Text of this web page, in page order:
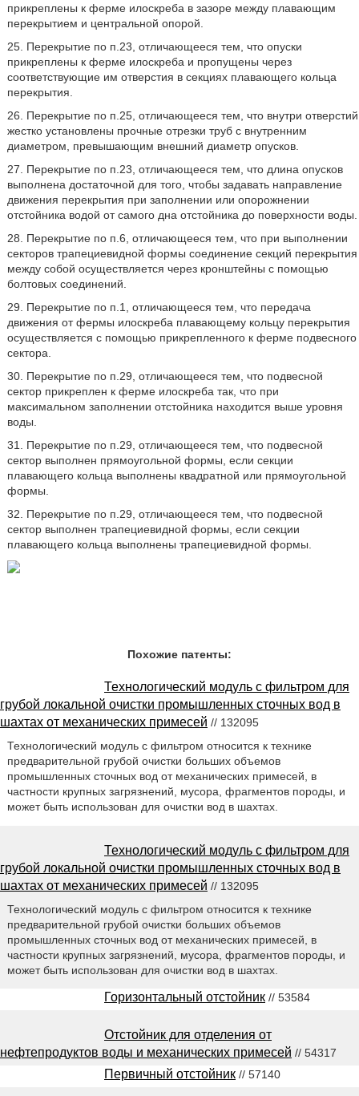
прикреплены к ферме илоскреба в зазоре между плавающим
перекрытием и центральной опорой.
25. Перекрытие по п.23, отличающееся тем, что опуски
прикреплены к ферме илоскреба и пропущены через
соответствующие им отверстия в секциях плавающего кольца
перекрытия.
26. Перекрытие по п.25, отличающееся тем, что внутри отверстий
жестко установлены прочные отрезки труб с внутренним
диаметром, превышающим внешний диаметр опусков.
27. Перекрытие по п.23, отличающееся тем, что длина опусков
выполнена достаточной для того, чтобы задавать направление
движения перекрытия при заполнении или опорожнении
отстойника водой от самого дна отстойника до поверхности воды.
28. Перекрытие по п.6, отличающееся тем, что при выполнении
секторов трапециевидной формы соединение секций перекрытия
между собой осуществляется через кронштейны с помощью
болтовых соединений.
29. Перекрытие по п.1, отличающееся тем, что передача
движения от фермы илоскреба плавающему кольцу перекрытия
осуществляется с помощью прикрепленного к ферме подвесного
сектора.
30. Перекрытие по п.29, отличающееся тем, что подвесной
сектор прикреплен к ферме илоскреба так, что при
максимальном заполнении отстойника находится выше уровня
воды.
31. Перекрытие по п.29, отличающееся тем, что подвесной
сектор выполнен прямоугольной формы, если секции
плавающего кольца выполнены квадратной или прямоугольной
формы.
32. Перекрытие по п.29, отличающееся тем, что подвесной
сектор выполнен трапециевидной формы, если секции
плавающего кольца выполнены трапециевидной формы.
Похожие патенты:
Технологический модуль с фильтром для
грубой локальной очистки промышленных сточных вод в
шахтах от механических примесей // 132095
Технологический модуль с фильтром относится к технике
предварительной грубой очистки больших объемов
промышленных сточных вод от механических примесей, в
частности крупных загрязнений, мусора, фрагментов породы, и
может быть использован для очистки вод в шахтах.
Технологический модуль с фильтром для
грубой локальной очистки промышленных сточных вод в
шахтах от механических примесей // 132095
Технологический модуль с фильтром относится к технике
предварительной грубой очистки больших объемов
промышленных сточных вод от механических примесей, в
частности крупных загрязнений, мусора, фрагментов породы, и
может быть использован для очистки вод в шахтах.
Горизонтальный отстойник // 53584
Отстойник для отделения от
нефтепродуктов воды и механических примесей // 54317
Первичный отстойник // 57140